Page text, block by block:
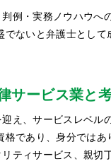
例・実務ノウハウへ
ないと弁護士として
サービス業と
え、サービスレベル
格であり、身分では
ティサービス、親切